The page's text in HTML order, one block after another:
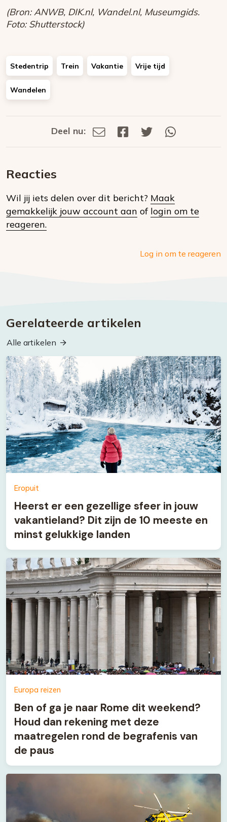
(Bron: ANWB, DIK.nl, Wandel.nl, Museumgids.
Foto: Shutterstock)
Stedentrip Trein Vakantie Vrije tijd
Wandelen
Deel
social
Deel nu:
Deel
Deel
Deel
Reacties
Wil jij iets delen over dit bericht? Maak
gemakkelijk jouw account aan of login om te
reageren.
Log in om te reageren
Gerelateerde artikelen
Alle artikelen
Eropuit
Heerst er een gezellige sfeer in jouw
vakantieland? Dit zijn de 10 meeste en
minst gelukkige landen
Europa reizen
Ben of ga je naar Rome dit weekend?
Houd dan rekening met deze
maatregelen rond de begrafenis van
de paus